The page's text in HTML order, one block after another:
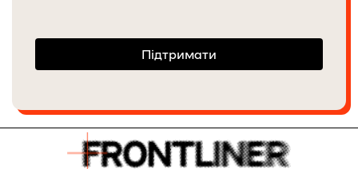
Підтримати